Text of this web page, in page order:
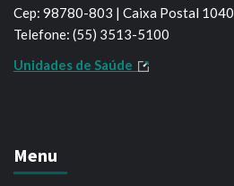
Cep: 98780-803 | Caixa Postal 1040
Telefone: (55) 3513-5100
Unidades de Saúde
Menu